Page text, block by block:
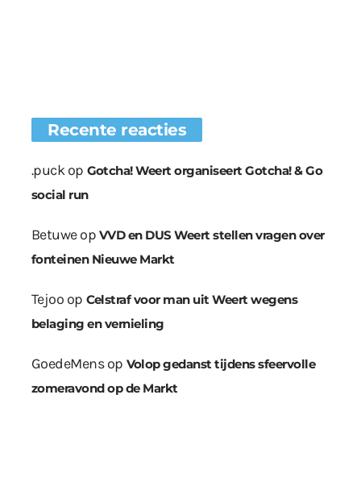
Recente reacties
.puckop Gotcha! Weert organiseert Gotcha! & Go
social run
Betuweop VVD en DUS Weert stellen vragen over
fonteinen Nieuwe Markt
Tejoo op Celstraf voor man uit Weert wegens
belaging en vernieling
GoedeMensop Volop gedanst tijdens sfeervolle
zomeravond op de Markt